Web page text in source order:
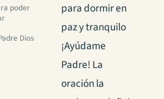
poder
Dios
para dormir en
paz y tranquilo
¡Ayúdame
Padre! La
oración la